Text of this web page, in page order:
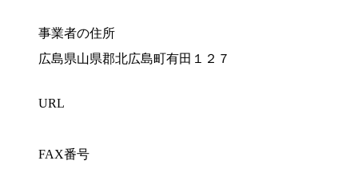
事業者の住所
広島県山県郡北広島町有田１２７
URL
FAX番号